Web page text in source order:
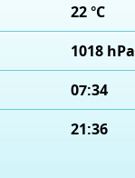
22 °C
1018 hPa
07:34
21:36